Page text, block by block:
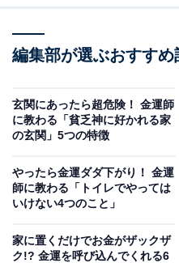
編集部が選ぶおすすめ
玄関にあったら超危険！ 金運師
に教わる「貧乏神に好かれる家
の玄関」5つの特徴
やったら金運ダダ下がり！ 金運
師に教わる「トイレでやっては
いけない4つのこと」
家に置くだけでお金がザックザ
ク!? 金運を呼び込んでくれる6